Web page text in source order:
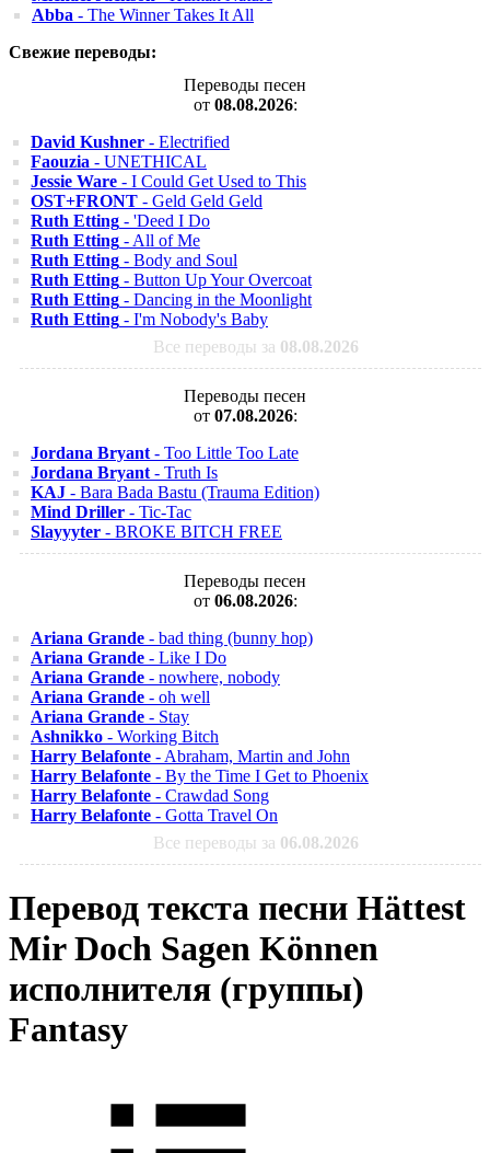
Abba - The Winner Takes It All
Свежие переводы:
Переводы песен
от 08.08.2026:
David Kushner - Electrified
Faouzia - UNETHICAL
Jessie Ware - I Could Get Used to This
OST+FRONT - Geld Geld Geld
Ruth Etting - 'Deed I Do
Ruth Etting - All of Me
Ruth Etting - Body and Soul
Ruth Etting - Button Up Your Overcoat
Ruth Etting - Dancing in the Moonlight
Ruth Etting - I'm Nobody's Baby
Все переводы за 08.08.2026
Переводы песен
от 07.08.2026:
Jordana Bryant - Too Little Too Late
Jordana Bryant - Truth Is
KAJ - Bara Bada Bastu (Trauma Edition)
Mind Driller - Tic-Tac
Slayyyter - BROKE BITCH FREE
Переводы песен
от 06.08.2026:
Ariana Grande - bad thing (bunny hop)
Ariana Grande - Like I Do
Ariana Grande - nowhere, nobody
Ariana Grande - oh well
Ariana Grande - Stay
Ashnikko - Working Bitch
Harry Belafonte - Abraham, Martin and John
Harry Belafonte - By the Time I Get to Phoenix
Harry Belafonte - Crawdad Song
Harry Belafonte - Gotta Travel On
Все переводы за 06.08.2026
Перевод текста песни Hättest
Mir Doch Sagen Können
исполнителя (группы)
Fantasy